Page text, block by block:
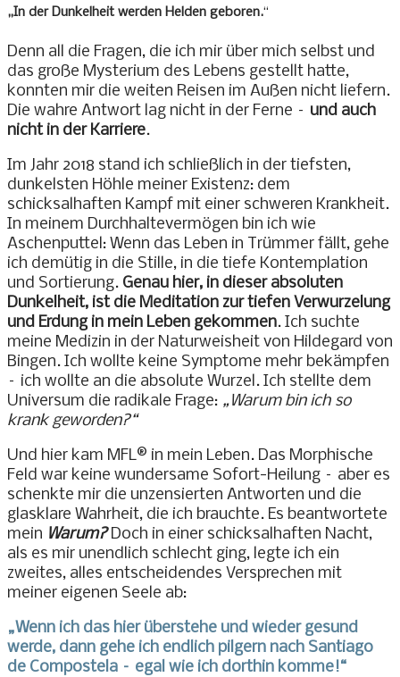
„In der Dunkelheit werden Helden geboren.“
Denn all die Fragen, die ich mir über mich selbst und
das große Mysterium des Lebens gestellt hatte,
konnten mir die weiten Reisen im Außen nicht liefern.
Die wahre Antwort lag nicht in der Ferne – und auch
nicht in der Karriere.
Im Jahr 2018 stand ich schließlich in der tiefsten,
dunkelsten Höhle meiner Existenz: dem
schicksalhaften Kampf mit einer schweren Krankheit.
In meinem Durchhaltevermögen bin ich wie
Aschenputtel: Wenn das Leben in Trümmer fällt, gehe
ich demütig in die Stille, in die tiefe Kontemplation
und Sortierung. Genau hier, in dieser absoluten
Dunkelheit, ist die Meditation zur tiefen Verwurzelung
und Erdung in mein Leben gekommen. Ich suchte
meine Medizin in der Naturweisheit von Hildegard von
Bingen. Ich wollte keine Symptome mehr bekämpfen
– ich wollte an die absolute Wurzel. Ich stellte dem
Universum die radikale Frage: „Warum bin ich so
krank geworden?“
Und hier kam MFL® in mein Leben. Das Morphische
Feld war keine wundersame Sofort-Heilung – aber es
schenkte mir die unzensierten Antworten und die
glasklare Wahrheit, die ich brauchte. Es beantwortete
mein Warum?Doch in einer schicksalhaften Nacht,
als es mir unendlich schlecht ging, legte ich ein
zweites, alles entscheidendes Versprechen mit
meiner eigenen Seele ab:
„Wenn ich das hier überstehe und wieder gesund
werde, dann gehe ich endlich pilgern nach Santiago
de Compostela – egal wie ich dorthin komme!“